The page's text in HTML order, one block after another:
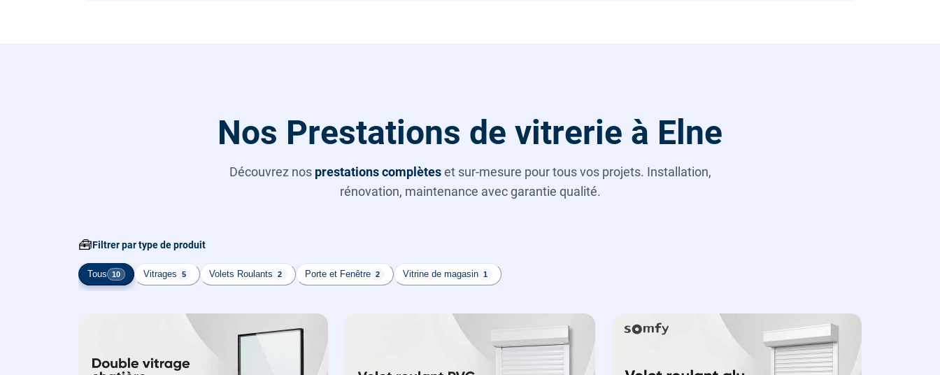
Nos Prestations de vitrerie à Elne
Découvrez nos prestations complèteset sur-mesure pour tous vos projets. Installation,
rénovation, maintenance avec garantie qualité.
🧰Filtrer par type de produit
Tous 10 Vitrages 5 Volets Roulants 2 Porte et Fenêtre 2 Vitrine de magasin 1